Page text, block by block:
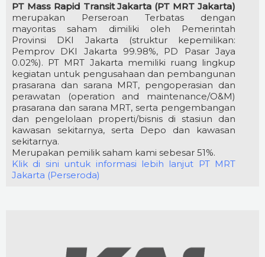
PT Mass Rapid Transit Jakarta (PT MRT Jakarta)
merupakan Perseroan Terbatas dengan
mayoritas saham dimiliki oleh Pemerintah
Provinsi DKI Jakarta (struktur kepemilikan:
Pemprov DKI Jakarta 99.98%, PD Pasar Jaya
0.02%). PT MRT Jakarta memiliki ruang lingkup
kegiatan untuk pengusahaan dan pembangunan
prasarana dan sarana MRT, pengoperasian dan
perawatan (operation and maintenance/O&M)
prasarana dan sarana MRT, serta pengembangan
dan pengelolaan properti/bisnis di stasiun dan
kawasan sekitarnya, serta Depo dan kawasan
sekitarnya.
Merupakan pemilik saham kami sebesar 51%.
Klik di sini untuk informasi lebih lanjut PT MRT
Jakarta (Perseroda)